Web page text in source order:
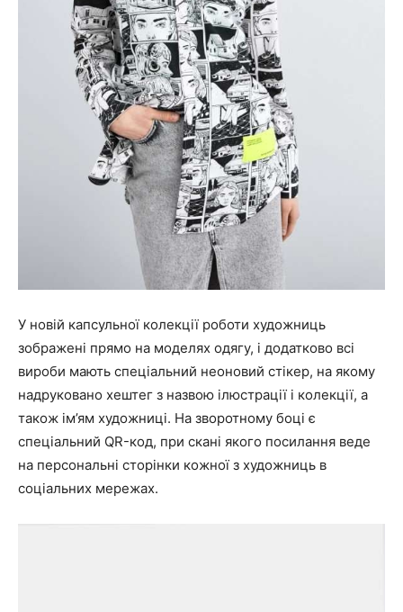
У новій капсульної колекції роботи художниць
зображені прямо на моделях одягу, і додатково всі
вироби мають спеціальний неоновий стікер, на якому
надруковано хештег з назвою ілюстрації і колекції, а
також ім’ям художниці. На зворотному боці є
спеціальний QR-код, при скані якого посилання веде
на персональні сторінки кожної з художниць в
соціальних мережах.